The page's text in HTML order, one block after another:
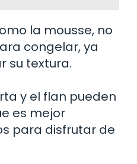
la mousse, no
congelar, ya
su textura.
y el flan pueden
es mejor
para disfrutar de